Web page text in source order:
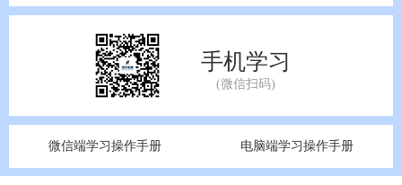
手机学习
微信端学习操作手册 电脑端学习操作手册